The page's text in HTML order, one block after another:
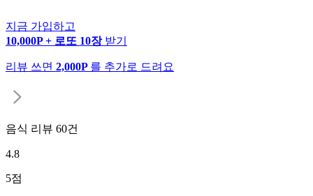
지금 가입하고
10,000P + 로또 10장 받기
리뷰 쓰면 2,000P 를 추가로 드려요
음식 리뷰 60건
4.8
5점